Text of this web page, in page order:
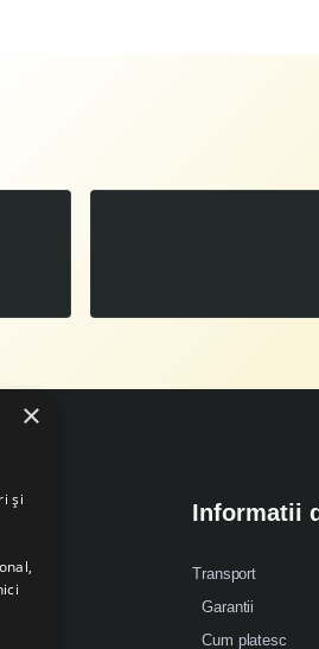
Informatii
Transport
Garantii
Cum platesc
×
și